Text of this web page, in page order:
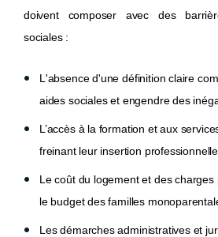
doivent composer avec des
sociales :
L'absence d'une définition claire
aides sociales et engendre des
L’accès à la formation et aux
freinant leur insertion professionnelle.
Le coût du logement et des
le budget des familles
Les démarches administratives et